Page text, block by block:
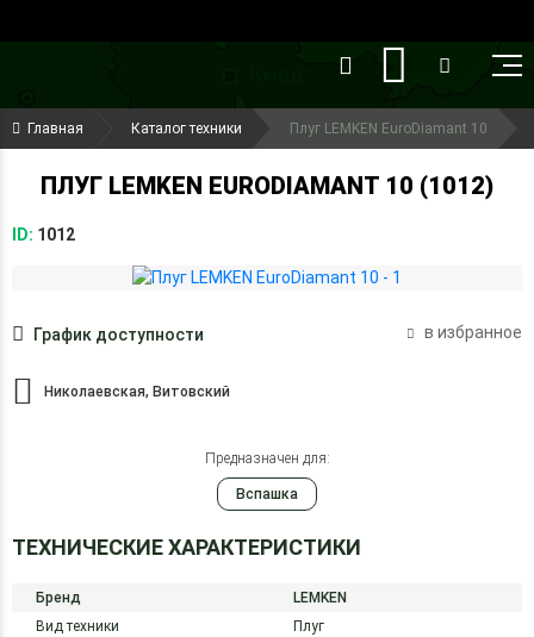
(099) 644-79-22
(050) 416-93-27
Главная Каталог техники Плуг LEMKEN EuroDiamant 10
ПЛУГ LEMKEN EURODIAMANT 10 (1012)
ID: 1012
График доступности в избранное
Николаевская, Витовский
Предназначен для:
Вспашка
ТЕХНИЧЕСКИЕ ХАРАКТЕРИСТИКИ
Бренд
LEMKEN
Вид техники
Плуг